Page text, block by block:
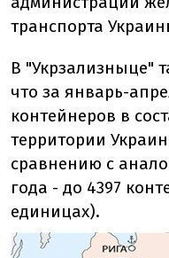
транспорта
В "Укрзализныце"
что за январь-
контейнеров в
территории
сравнению с
года - до 4397
единицах).